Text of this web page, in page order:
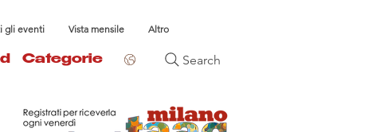
gli eventi Vista mensile Altro
Categorie Search